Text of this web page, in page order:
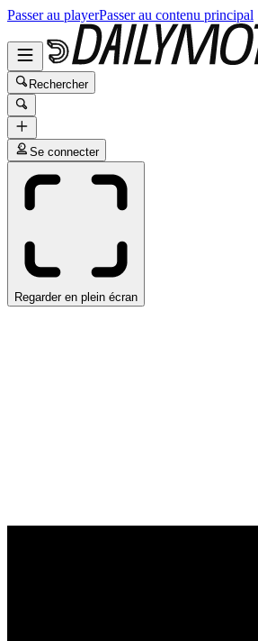
Passer au playerPasser au contenu principal
Rechercher
Se connecter
Regarder en plein écran